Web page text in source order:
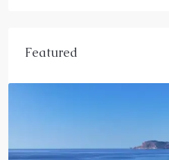
Featured